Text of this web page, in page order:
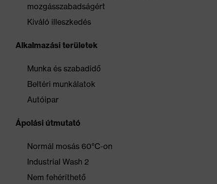
mozgásszabadságért
Kiváló illeszkedés
Alkalmazási területek
Munka és szabadidő
Beltéri munkálatok
Autóipar
Ápolási útmutató
Normál mosás 60°C-on
Industrial Wash 2
Nem fehéríthető